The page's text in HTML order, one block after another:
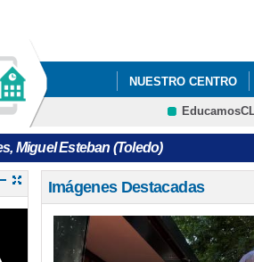
NUESTRO CENTRO
DELPHOS PAPAS
Miguel Esteban (Toledo)
Imágenes Destacadas